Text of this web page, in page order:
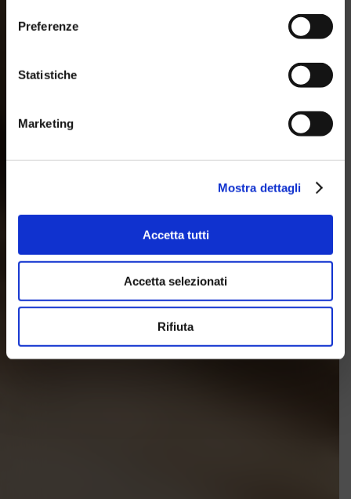
Preferenze
Statistiche
Marketing
Mostra dettagli
Accetta tutti
Accetta selezionati
Rifiuta